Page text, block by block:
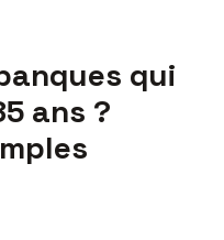
qui
ans ?